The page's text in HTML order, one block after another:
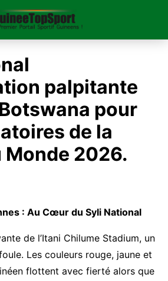
palpitante
pour
de la
Monde 2026.
: Au Cœur du Syli National
de l’Itani Chilume Stadium, un
Les couleurs rouge, jaune et
flottent avec fierté alors que